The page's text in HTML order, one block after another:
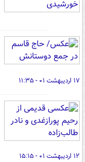
۱۷ اردیبهشت ۰۱ - ۱۱:۳۵
۱۲ اردیبهشت ۰۱ - ۱۵:۱۵